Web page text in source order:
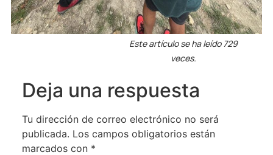
Este artículo se ha leído 729
veces.
Deja una respuesta
Tu dirección de correo electrónico no será
publicada. Los campos obligatorios están
marcados con *